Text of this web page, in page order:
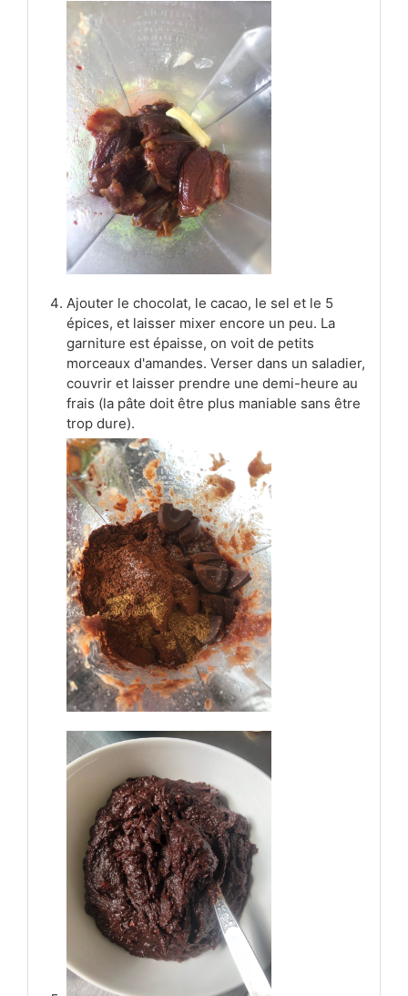
Ajouter le chocolat, le cacao, le sel et le 5
épices, et laisser mixer encore un peu. La
garniture est épaisse, on voit de petits
morceaux d'amandes. Verser dans un saladier,
couvrir et laisser prendre une demi-heure au
frais (la pâte doit être plus maniable sans être
trop dure).